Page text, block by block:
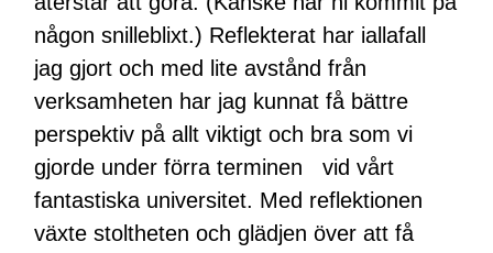
någon snilleblixt.) Reflekterat har iallafall
jag gjort och med lite avstånd från
verksamheten har jag kunnat få bättre
perspektiv på allt viktigt och bra som vi
gjorde under förra terminen vid vårt
fantastiska universitet. Med reflektionen
växte stoltheten och glädjen över att få